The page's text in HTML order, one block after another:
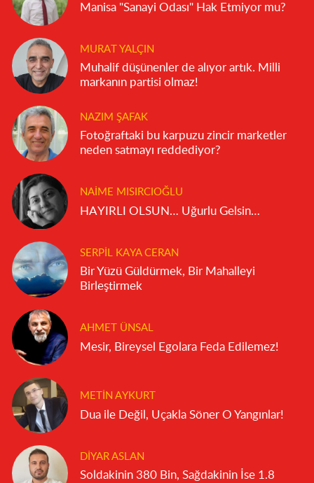
Manisa "Sanayi Odası" Hak Etmiyor mu?
MURAT YALÇIN
Muhalif düşünenler de alıyor artık. Milli
markanın partisi olmaz!
NAZIM ŞAFAK
Fotoğraftaki bu karpuzu zincir marketler
neden satmayı reddediyor?
NAIME MISIRCIOĞLU
HAYIRLI OLSUN… Uğurlu Gelsin…
SERPIL KAYA CERAN
Bir Yüzü Güldürmek, Bir Mahalleyi
Birleştirmek
AHMET ÜNSAL
Mesir, Bireysel Egolara Feda Edilemez!
METIN AYKURT
Dua ile Değil, Uçakla Söner O Yangınlar!
DIYAR ASLAN
Soldakinin 380 Bin, Sağdakinin İse 1.8